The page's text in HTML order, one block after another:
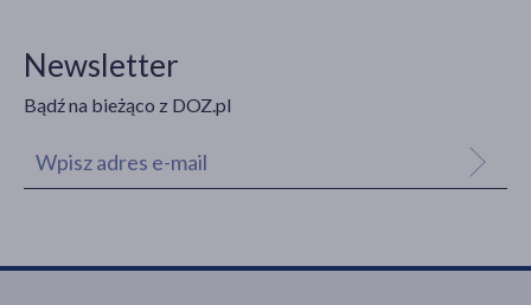
Newsletter
Bądź na bieżąco z DOZ.pl